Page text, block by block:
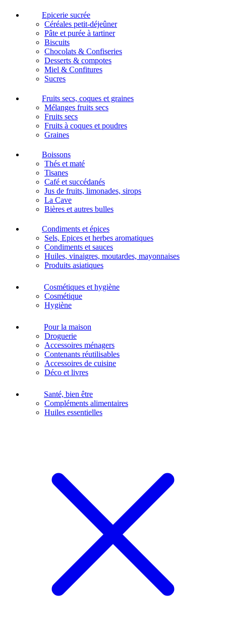
Epicerie sucrée
Céréales petit-déjeûner
Pâte et purée à tartiner
Biscuits
Chocolats & Confiseries
Desserts & compotes
Miel & Confitures
Sucres
Fruits secs, coques et graines
Mélanges fruits secs
Fruits secs
Fruits à coques et poudres
Graines
Boissons
Thés et maté
Tisanes
Café et succédanés
Jus de fruits, limonades, sirops
La Cave
Bières et autres bulles
Condiments et épices
Sels, Epices et herbes aromatiques
Condiments et sauces
Huiles, vinaigres, moutardes, mayonnaises
Produits asiatiques
Cosmétiques et hygiène
Cosmétique
Hygiène
Pour la maison
Droguerie
Accessoires ménagers
Contenants réutilisables
Accessoires de cuisine
Déco et livres
Santé, bien être
Compléments alimentaires
Huiles essentielles